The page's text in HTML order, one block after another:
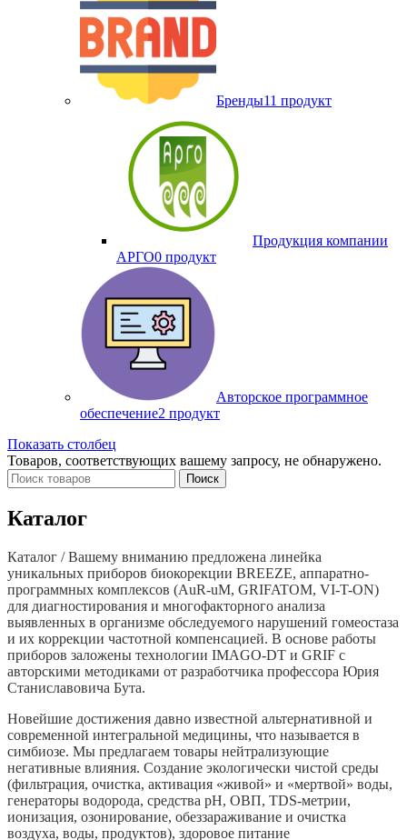
Бренды11 продукт
Продукция компании
АРГО0 продукт
Авторское программное
обеспечение2 продукт
Показать столбец
Товаров, соответствующих вашему запросу, не обнаружено.
Поиск
Каталог
Каталог / Вашему вниманию предложена линейка
уникальных приборов биокорекции BREEZE, аппаратно-
программных комплексов (AuR-uM, GRIFATOM, VI-T-ON)
для диагностирования и многофакторного анализа
выявленных в организме обследуемого нарушений гомеостаза
и их коррекции частотной компенсацией. В основе работы
приборов заложены технологии IMAGO-DT и GRIF c
авторскими методиками от разработчика профессора Юрия
Станиславовича Бута.
Новейшие достижения давно известной альтернативной и
современной интегральной медицины, что называется в
симбиозе. Мы предлагаем товары нейтрализующие
негативные влияния. Создание экологически чистой среды
(фильтрация, очистка, активация «живой» и «мертвой» воды,
генераторы водорода, средства рН, ОВП, TDS-метрии,
ионизация, озонирование, обеззараживание и очистка
воздуха, воды, продуктов), здоровое питание